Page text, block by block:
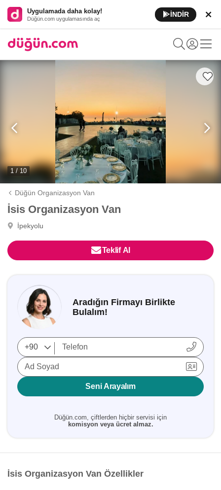
Uygulamada daha kolay!
Düğün.com uygulamasında aç
İNDİR
1 / 10
Düğün Organizasyon Van
İsis Organizasyon Van
İpekyolu
Teklif Al
Aradığın Firmayı Birlikte
Bulalım!
Ad Soyad
Seni Arayalım
Düğün.com, çiftlerden hiçbir servisi için
komisyon veya ücret almaz.
İsis Organizasyon Van Özellikler